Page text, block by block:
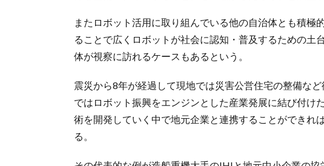
またロボット活用に取り組んでいる他の自治体とも積極
ることで広くロボットが社会に認知・普及するための土
体が視察に訪れるケースもあるという。
震災から8年が経過して現地では災害公営住宅の整備な
ではロボット振興をエンジンとした産業発展に結び付け
術を開発していく中で地元企業と連携することができれ
る。